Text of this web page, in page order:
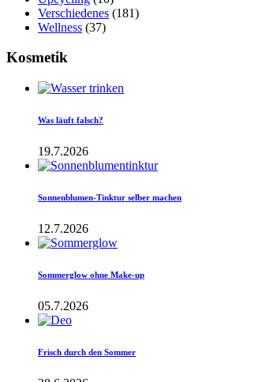
Verschiedenes (181)
Wellness (37)
Kosmetik
Was läuft falsch?
19.7.2026
Sonnenblumen-Tinktur selber machen
12.7.2026
Sommerglow ohne Make-up
05.7.2026
Frisch durch den Sommer